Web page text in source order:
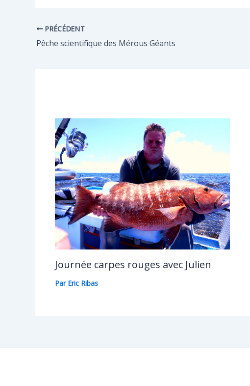
PRÉCÉDENT
Pêche scientifique des Mérous Géants
Journée carpes rouges avec Julien
Par Eric Ribas